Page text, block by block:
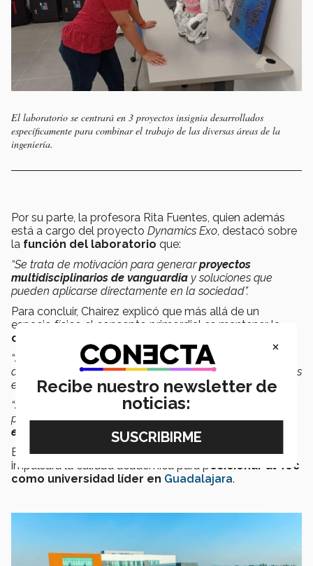
El laboratorio se centrará en 3 proyectos insignia desarrollados
específicamente para combinar el trabajo de las diversas áreas de la
ingeniería.
Por su parte, la profesora Rita Fuentes, quien además
está a cargo del proyecto Dynamics Exo, destacó sobre
la función del laboratorio que:
“Se trata de motivación para generarproyectos
multidisciplinarios de vanguardia y soluciones que
pueden aplicarse directamente en la sociedad”.
Para concluir, Chairez explicó que más allá de un
espacio físico el concepto primordial es mantener la
colaboración continua
“Se busca generar unsentido de pertenencia
alumnos, que sepan que pueden contar con los profesores
e investigadores del Tec dentro y fuera del laboratorio.
“Se espera que el laboratorio sea un espacio donde
puedan crear soluciones enfocando eltalento que ya
existe en los estudiantes”, concluyó el profesor.
El espacio inició operaciones en agosto 2020 e
impulsará la calidad académica para p osicionar al Tec
como universidad líder en Guadalajara.
×
Recibe nuestro newsletter de
noticias: